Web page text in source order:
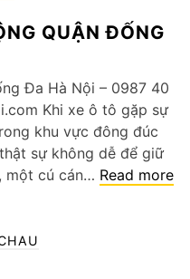
QUẬN ĐỐNG
Đa Hà Nội – 0987 40
Khi xe ô tô gặp sự
khu vực đông đúc
sự không dễ để giữ
một cú cán… Read more